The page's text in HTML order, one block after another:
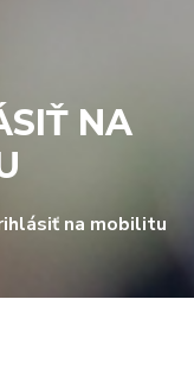
NA
na mobilitu